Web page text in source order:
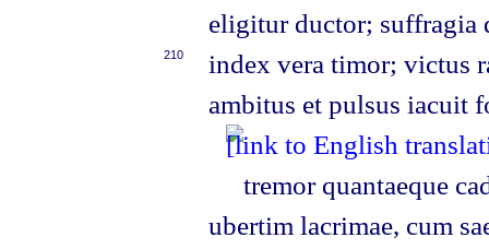
eligitur ductor; suffragia
210
index vera timor; victus
ambitus et pulsus iacuit
tremor quantaeque
ubertim lacrimae, cum